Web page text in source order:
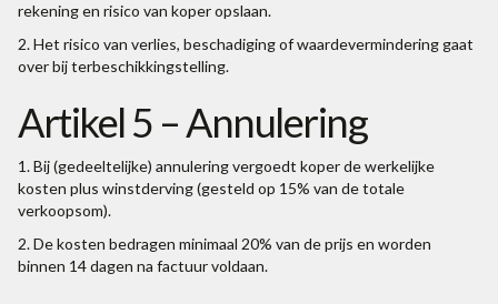
rekening en risico van koper opslaan.
2. Het risico van verlies, beschadiging of waardevermindering gaat
over bij terbeschikkingstelling.
Artikel 5 – Annulering
1. Bij (gedeeltelijke) annulering vergoedt koper de werkelijke
kosten plus winstderving (gesteld op 15% van de totale
verkoopsom).
2. De kosten bedragen minimaal 20% van de prijs en worden
binnen 14 dagen na factuur voldaan.